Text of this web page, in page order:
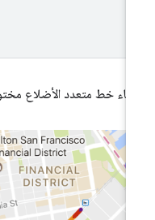
خط متعدد الأضلاع مختوم